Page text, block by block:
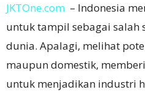
JKTOne.com – Indonesia
untuk tampil sebagai
dunia. Apalagi, melihat
maupun domestik,
untuk menjadikan industri